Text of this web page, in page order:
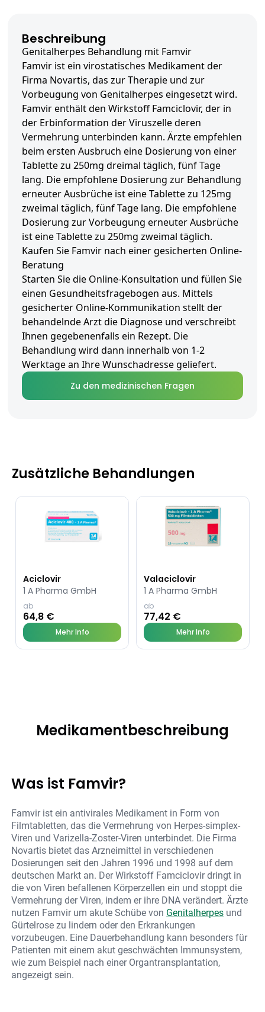
Beschreibung
Genitalherpes Behandlung mit Famvir
Famvir ist ein virostatisches Medikament der
Firma Novartis, das zur Therapie und zur
Vorbeugung von Genitalherpes eingesetzt wird.
Famvir enthält den Wirkstoff Famciclovir, der in
der Erbinformation der Viruszelle deren
Vermehrung unterbinden kann. Ärzte empfehlen
beim ersten Ausbruch eine Dosierung von einer
Tablette zu 250mg dreimal täglich, fünf Tage
lang. Die empfohlene Dosierung zur Behandlung
erneuter Ausbrüche ist eine Tablette zu 125mg
zweimal täglich, fünf Tage lang. Die empfohlene
Dosierung zur Vorbeugung erneuter Ausbrüche
ist eine Tablette zu 250mg zweimal täglich.
Kaufen Sie Famvir nach einer gesicherten Online-
Beratung
Starten Sie die Online-Konsultation und füllen Sie
einen Gesundheitsfragebogen aus. Mittels
gesicherter Online-Kommunikation stellt der
behandelnde Arzt die Diagnose und verschreibt
Ihnen gegebenenfalls ein Rezept. Die
Behandlung wird dann innerhalb von 1-2
Werktage an Ihre Wunschadresse geliefert.
Zu den medizinischen Fragen
Zusätzliche Behandlungen
Aciclovir
1 A Pharma GmbH
ab
64,8 €
Mehr Info
Valaciclovir
1 A Pharma GmbH
ab
77,42 €
Mehr Info
Medikamentbeschreibung
Was ist Famvir?
Famvir ist ein antivirales Medikament in Form von
Filmtabletten, das die Vermehrung von Herpes-simplex-
Viren und Varizella-Zoster-Viren unterbindet. Die Firma
Novartis bietet das Arzneimittel in verschiedenen
Dosierungen seit den Jahren 1996 und 1998 auf dem
deutschen Markt an. Der Wirkstoff Famciclovir dringt in
die von Viren befallenen Körperzellen ein und stoppt die
Vermehrung der Viren, indem er ihre DNA verändert. Ärzte
nutzen Famvir um akute Schübe von Genitalherpes und
Gürtelrose zu lindern oder den Erkrankungen
vorzubeugen. Eine Dauerbehandlung kann besonders für
Patienten mit einem akut geschwächten Immunsystem,
wie zum Beispiel nach einer Organtransplantation,
angezeigt sein.